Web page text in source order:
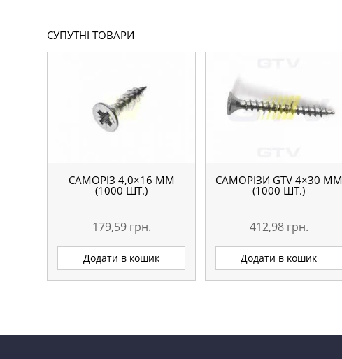
СУПУТНІ ТОВАРИ
САМОРІЗ 4,0×16 ММ
(1000 ШТ.)
179,59 грн.
Додати в кошик
САМОРІЗИ GTV 4×30 ММ
(1000 ШТ.)
412,98 грн.
Додати в кошик